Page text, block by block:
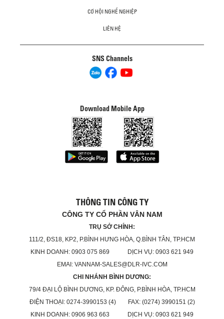
CƠ HỘI NGHỀ NGHIỆP
LIÊN HỆ
SNS Channels
Download Mobile App
THÔNG TIN CÔNG TY
CÔNG TY CỔ PHẦN VÂN NAM
TRỤ SỞ CHÍNH:
111/2, ĐS18, KP2, P.BÌNH HƯNG HÒA, Q.BÌNH TÂN, TP.HCM
KINH DOANH: 0903 075 869 DỊCH VỤ: 0903 621 949
EMAI: VANNAM-SALES@DLR-IVC.COM
CHI NHÁNH BÌNH DƯƠNG:
79/4 ĐẠI LỘ BÌNH DƯƠNG, KP. ĐÔNG, P.BÌNH HÒA, TP.HCM
ĐIỆN THOẠI: 0274-3990153 (4) FAX: (0274) 3990151 (2)
KINH DOANH: 0906 963 663 DỊCH VỤ: 0903 621 949